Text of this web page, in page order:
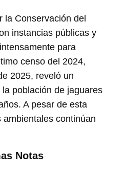
la Conservación del
instancias públicas y
para
censo del 2024,
2025, reveló un
población de jaguares
A pesar de esta
continúan
Notas